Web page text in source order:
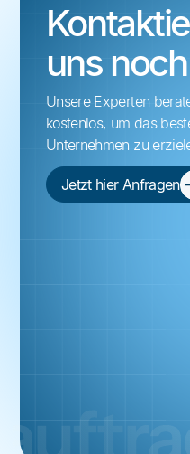
uns
Unsere Experten
kostenlos, um das
Unternehmen zu
Jetzt hier Anfragen